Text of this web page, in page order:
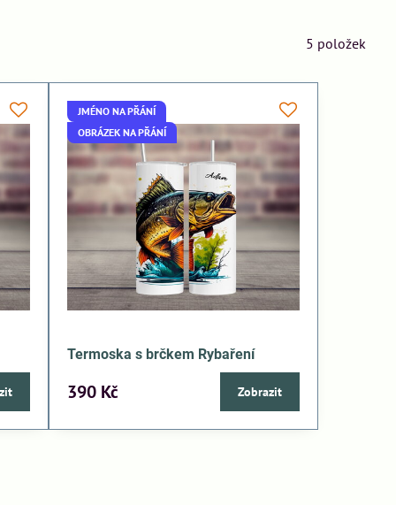
5 položek
JMÉNO NA PŘÁNÍ
OBRÁZEK NA PŘÁNÍ
Termoska s brčkem Rybaření
390 Kč Zobrazit